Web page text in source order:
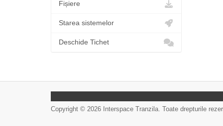
Fișiere
Starea sistemelor
Deschide Tichet
Copyright © 2026 Interspace Tranzila. Toate drepturile